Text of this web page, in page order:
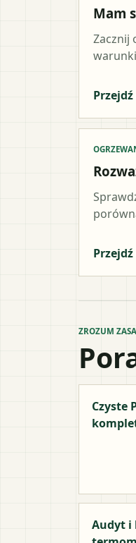
Mam
Zacznij
ZROZUM
Czyste
Audyt i